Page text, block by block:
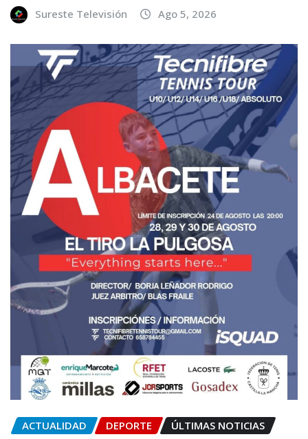
Sureste Televisión Ago 5, 2026
ACTUALIDAD DEPORTE ÚLTIMAS NOTICIAS